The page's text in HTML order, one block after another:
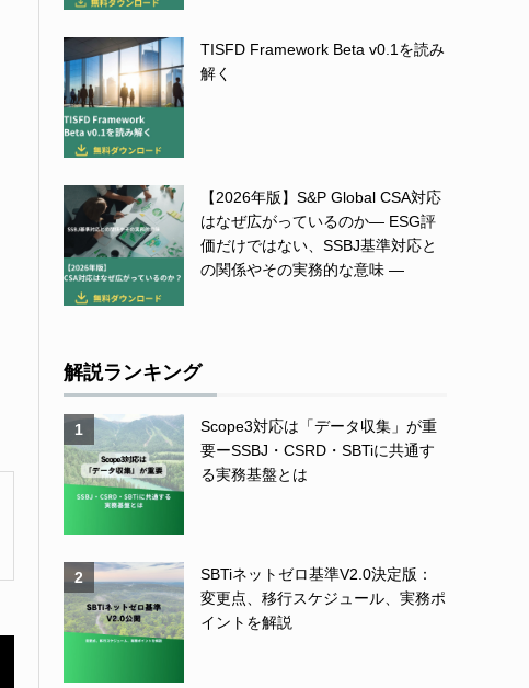
TISFD Framework Beta v0.1を読み
解く
【2026年版】S&P Global CSA対応
はなぜ広がっているのか― ESG評
価だけではない、SSBJ基準対応と
の関係やその実務的な意味 ―
解説ランキング
1
Scope3対応は「データ収集」が重
要ーSSBJ・CSRD・SBTiに共通す
る実務基盤とは
2
SBTiネットゼロ基準V2.0決定版：
変更点、移行スケジュール、実務ポ
イントを解説